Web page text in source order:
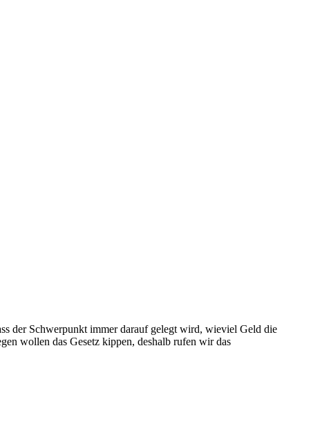
der Schwerpunkt immer darauf gelegt wird, wieviel Geld die
wollen das Gesetz kippen, deshalb rufen wir das